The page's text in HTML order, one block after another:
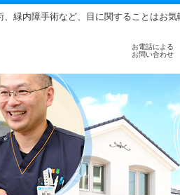
緑内障手術など、目に関することはお気
お電話による
お問い合わせ